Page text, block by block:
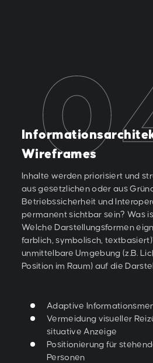
Wireframes
Inhalte werden priorisiert und
aus gesetzlichen oder aus
Betriebssicherheit und
permanent sichtbar sein? Was
Welche Darstellungsformen
farblich, symbolisch,
unmittelbare Umgebung (z.B.
Position im Raum) auf die
Adaptive
Vermeidung visueller
situative Anzeige
Positionierung für
Personen